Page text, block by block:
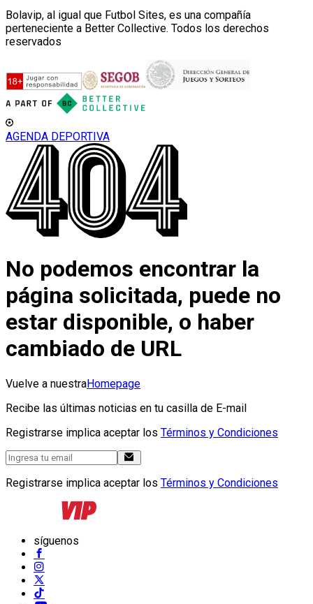
Bolavip, al igual que Futbol Sites, es una compañía
perteneciente a Better Collective. Todos los derechos
reservados
AGENDA DEPORTIVA
No podemos encontrar la
página solicitada, puede no
estar disponible, o haber
cambiado de URL
Vuelve a nuestraHomepage
Recibe las últimas noticias en tu casilla de E-mail
Registrarse implica aceptar los Términos y Condiciones
Registrarse implica aceptar los Términos y Condiciones
síguenos